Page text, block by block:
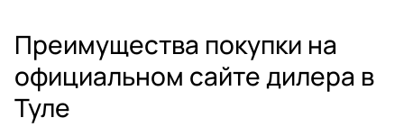
Преимущества покупки на
официальном сайте дилера в
Туле